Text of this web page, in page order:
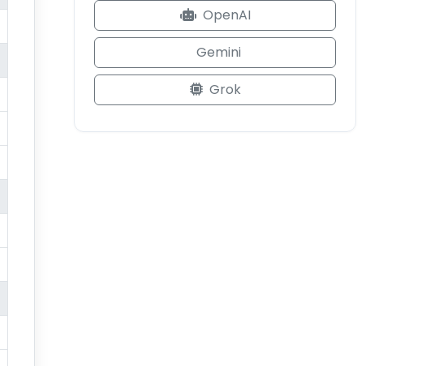
OpenAI
Gemini
Grok